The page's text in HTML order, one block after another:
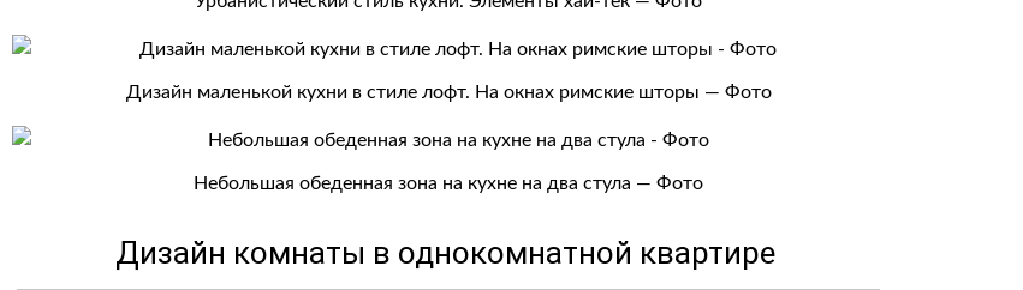
Дизайн маленькой кухни в стиле лофт. На окнах римские шторы — Фото
Небольшая обеденная зона на кухне на два стула — Фото
Дизайн комнаты в однокомнатной квартире